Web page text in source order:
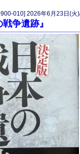
010] 2026年6月23日(火)
争遺跡』